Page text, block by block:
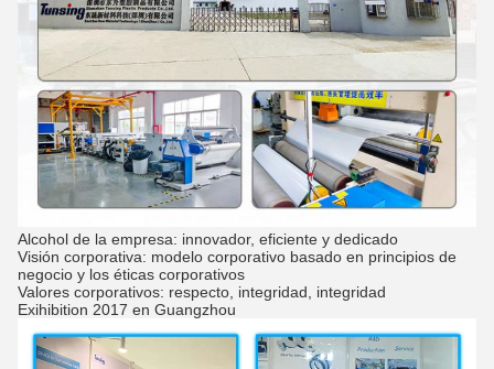
Alcohol de la empresa: innovador, eficiente y dedicado
Visión corporativa: modelo corporativo basado en principios de
negocio y los éticas corporativos
Valores corporativos: respecto, integridad, integridad
Exihibition 2017 en Guangzhou